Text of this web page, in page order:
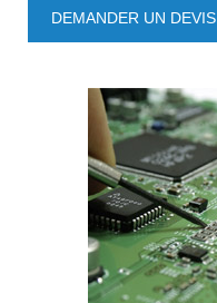
DEMANDER UN DEVIS